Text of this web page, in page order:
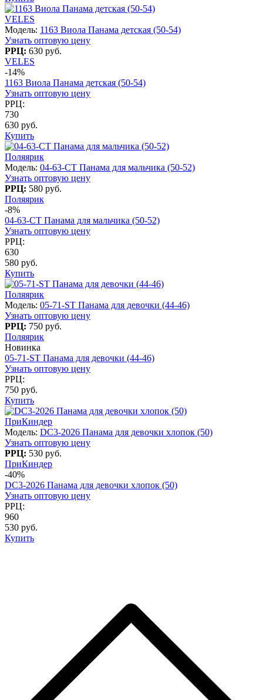
VELES
Модель: 1163 Виола Панама детская (50-54)
Узнать оптовую цену
РРЦ: 630 руб.
VELES
-14%
1163 Виола Панама детская (50-54)
Узнать оптовую цену
РРЦ:
730
630 руб.
Купить
Поляярик
Модель: 04-63-СT Панама для мальчика (50-52)
Узнать оптовую цену
РРЦ: 580 руб.
Поляярик
-8%
04-63-СT Панама для мальчика (50-52)
Узнать оптовую цену
РРЦ:
630
580 руб.
Купить
Поляярик
Модель: 05-71-ST Панама для девочки (44-46)
Узнать оптовую цену
РРЦ: 750 руб.
Поляярик
Новинка
05-71-ST Панама для девочки (44-46)
Узнать оптовую цену
РРЦ:
750 руб.
Купить
ПриКиндер
Модель: DC3-2026 Панама для девочки хлопок (50)
Узнать оптовую цену
РРЦ: 530 руб.
ПриКиндер
-40%
DC3-2026 Панама для девочки хлопок (50)
Узнать оптовую цену
РРЦ:
960
530 руб.
Купить